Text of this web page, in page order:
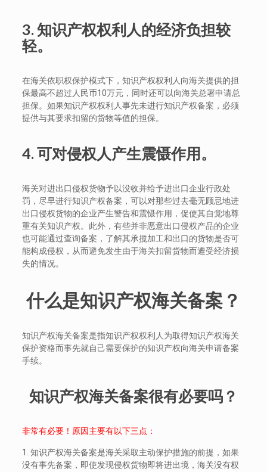
3. 知识产权权利人的经济负担较
轻。
在海关依职权保护模式下，知识产权权利人向海关提供的担
保最高不超过人民币10万元，同时还可以向海关总署申请总
担保。如果知识产权权利人事先未进行知识产权备案，必须
提供与其要求扣留的货物等值的担保。
4. 可对侵权人产生震慑作用。
海关对进出口侵权货物予以没收并给予进出口企业行政处
罚，尽早进行知识产权备案，可以对那些过去毫无顾忌地进
出口侵权货物的企业产生警告和震慑作用，促使其自觉地尊
重有关知识产权。此外，有些并非恶意出口侵权产品的企业
也可能通过查询备案，了解其承揽加工和出口的货物是否可
能构成侵权，从而避免发生由于海关扣留货物而遭受经济损
失的情况。
什么是知识产权海关备案？
知识产权海关备案是指知识产权权利人为取得知识产权海关
保护资格而事先就自己需要保护的知识产权向海关申请备案
手续。
知识产权海关备案很有必要吗？
非常有必要！原因主要有以下三点：
1. 知识产权海关备案是海关采取主动保护措施的前提，如果
没有事先备案，即使发现侵权货物即将进出境，海关没有权